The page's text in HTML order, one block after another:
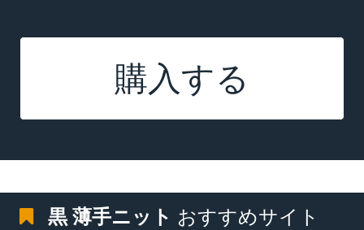
購入する
黒 薄手ニット おすすめサイト